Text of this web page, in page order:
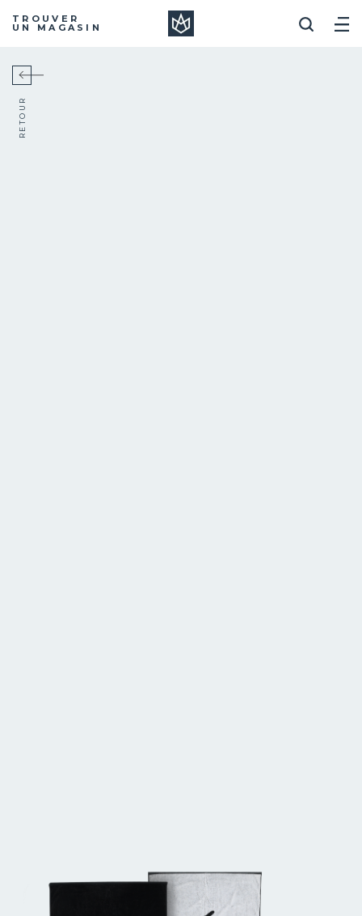
TROUVER
UN MAGASIN
RETOUR